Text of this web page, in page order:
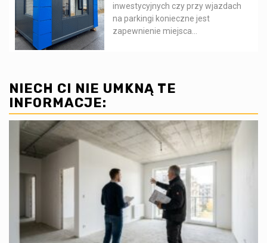
inwestycyjnych czy przy wjazdach
na parkingi konieczne jest
zapewnienie miejsca...
NIECH CI NIE UMKNĄ TE
INFORMACJE: